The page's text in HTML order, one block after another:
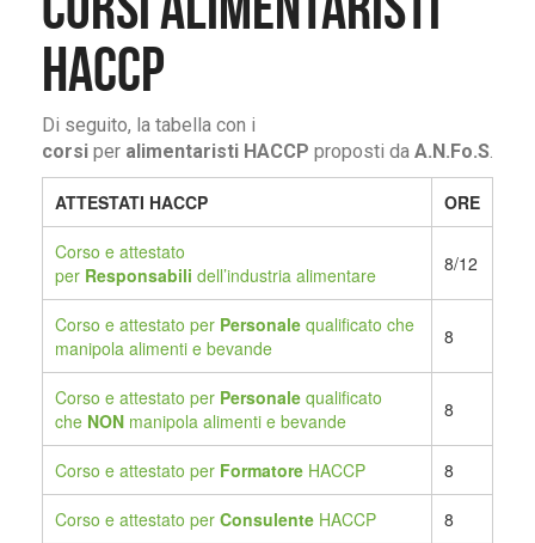
HACCP
Di seguito, la tabella con i
corsi per alimentaristi HACCP proposti da A.N.Fo.S.
ATTESTATI HACCP ORE
Corso e attestato
per Responsabili dell’industria alimentare 8/12
Corso e attestato per Personale qualificato che
manipola alimenti e bevande
8
Corso e attestato per Personale qualificato
che NON manipola alimenti e bevande 8
Corso e attestato per Formatore HACCP 8
Corso e attestato per Consulente HACCP 8